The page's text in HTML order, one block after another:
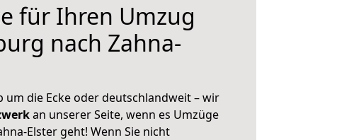
für Ihren Umzug
nach Zahna-
um die Ecke oder deutschlandweit – wir
an unserer Seite, wenn es Umzüge
Elster geht! Wenn Sie nicht